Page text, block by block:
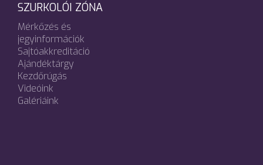
SZURKOLÓI ZÓNA
Mérkőzés és
jegyinformációk
Sajtóakkreditáció
Ajándéktárgy
Kezdőrúgás
Videóink
Galériáink